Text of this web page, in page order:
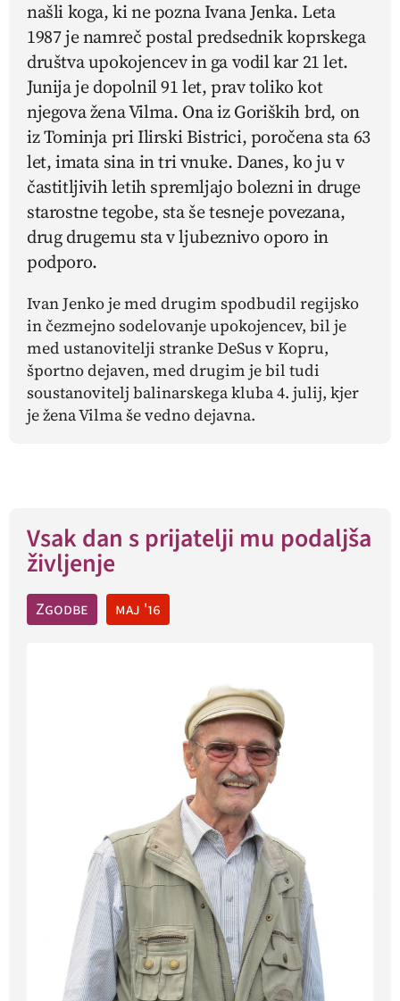
našli koga, ki ne pozna Ivana Jenka. Leta
1987 je namreč postal predsednik koprskega
društva upokojencev in ga vodil kar 21 let.
Junija je dopolnil 91 let, prav toliko kot
njegova žena Vilma. Ona iz Goriških brd, on
iz Tominja pri Ilirski Bistrici, poročena sta 63
let, imata sina in tri vnuke. Danes, ko ju v
častitljivih letih spremljajo bolezni in druge
starostne tegobe, sta še tesneje povezana,
drug drugemu sta v ljubeznivo oporo in
podporo.
Ivan Jenko je med drugim spodbudil regijsko
in čezmejno sodelovanje upokojencev, bil je
med ustanovitelji stranke DeSus v Kopru,
športno dejaven, med drugim je bil tudi
soustanovitelj balinarskega kluba 4. julij, kjer
je žena Vilma še vedno dejavna.
Vsak dan s prijatelji mu podaljša
življenje
Zgodbe maj '16